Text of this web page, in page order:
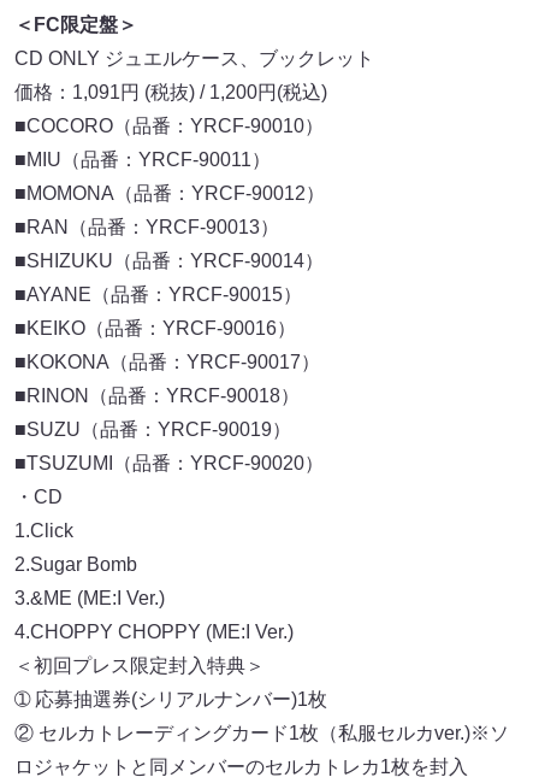
＜FC限定盤＞
CD ONLY ジュエルケース、ブックレット
価格：1,091円 (税抜) / 1,200円(税込)
■COCORO（品番：YRCF-90010）
■MIU（品番：YRCF-90011）
■MOMONA（品番：YRCF-90012）
■RAN（品番：YRCF-90013）
■SHIZUKU（品番：YRCF-90014）
■AYANE（品番：YRCF-90015）
■KEIKO（品番：YRCF-90016）
■KOKONA（品番：YRCF-90017）
■RINON（品番：YRCF-90018）
■SUZU（品番：YRCF-90019）
■TSUZUMI（品番：YRCF-90020）
・CD
1.Click
2.Sugar Bomb
3.&ME (ME:I Ver.)
4.CHOPPY CHOPPY (ME:I Ver.)
＜初回プレス限定封入特典＞
➀ 応募抽選券(シリアルナンバー)1枚
② セルカトレーディングカード1枚（私服セルカver.)※ソ
ロジャケットと同メンバーのセルカトレカ1枚を封入